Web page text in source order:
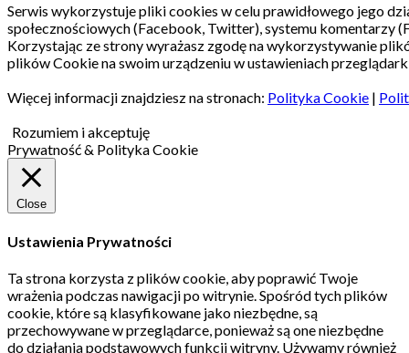
Serwis wykorzystuje pliki cookies w celu prawidłowego jego
społecznościowych (Facebook, Twitter), systemu komentarzy
Korzystając ze strony wyrażasz zgodę na wykorzystywanie
plików Cookie na swoim urządzeniu w ustawieniach
Więcej informacji znajdziesz na stronach: Polityka Cookie |
Rozumiem i akceptuję
Prywatność & Polityka Cookie
Close
Ustawienia Prywatności
Ta strona korzysta z plików cookie, aby poprawić Twoje
wrażenia podczas nawigacji po witrynie.Spośród tych plików
cookie, które są klasyfikowane jako niezbędne, są
przechowywane w przeglądarce, ponieważ są one niezbędne
do działania podstawowych funkcji witryny. Używamy również